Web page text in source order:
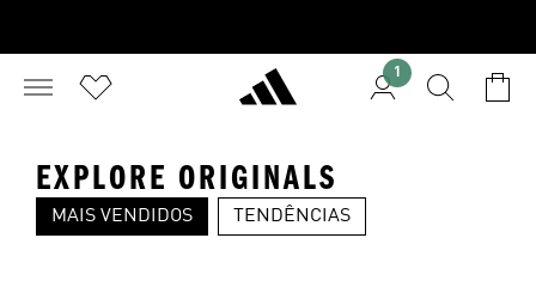
1
EXPLORE ORIGINALS
MAIS VENDIDOS TENDÊNCIAS
SUPERSTAR SPEZIAL